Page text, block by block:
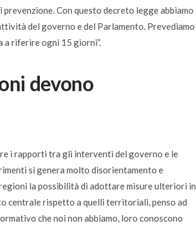
Con questo decreto legge abbiamo
del governo e del Parlamento. Prevediamo
a riferire ogni 15 giorni”.
devono
i rapporti tra gli interventi del governo e le
si genera molto disorientamento e
la possibilità di adottare misure ulteriori in
centrale rispetto a quelli territoriali, penso ad
che noi non abbiamo, loro conoscono